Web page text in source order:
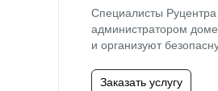
Специалисты
администратором
и организуют
Заказать услугу